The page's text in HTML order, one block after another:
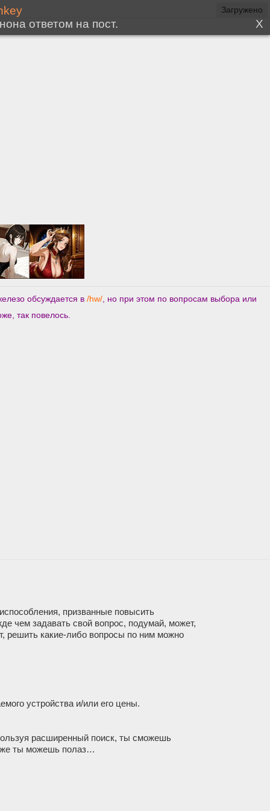
обсуждается в /hw/, но при этом по вопросам выбора или
так повелось.
призванные повысить
чем задавать свой вопрос, подумай, может,
решить какие-либо вопросы по ним можно
устройства и/или его цены.
расширенный поиск, ты сможешь
ты можешь полаз…